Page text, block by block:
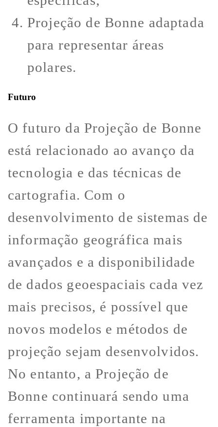
Projeção de Bonne adaptada
para representar áreas
polares.
Futuro
O futuro da Projeção de Bonne
está relacionado ao avanço da
tecnologia e das técnicas de
cartografia. Com o
desenvolvimento de sistemas de
informação geográfica mais
avançados e a disponibilidade
de dados geoespaciais cada vez
mais precisos, é possível que
novos modelos e métodos de
projeção sejam desenvolvidos.
No entanto, a Projeção de
Bonne continuará sendo uma
ferramenta importante na